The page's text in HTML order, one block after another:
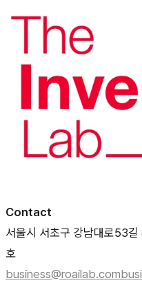
Contact
서울시 서초구 강남대로53
호
business@roailab.com